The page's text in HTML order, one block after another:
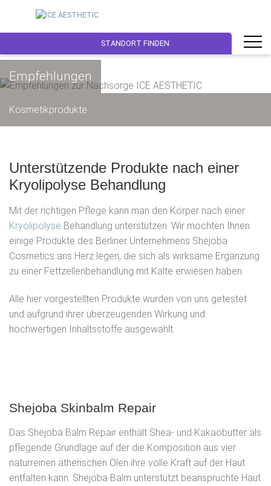
STANDORT FINDEN
Empfehlungen
Kosmetikprodukte
Unterstützende Produkte nach einer
Kryolipolyse Behandlung
Mit der richtigen Pflege kann man den Körper nach einer
Kryolipolyse Behandlung unterstützen. Wir möchten Ihnen
einige Produkte des Berliner Unternehmens Shejoba
Cosmetics ans Herz legen, die sich als wirksame Ergänzung
zu einer Fettzellenbehandlung mit Kälte erwiesen haben.
Alle hier vorgestellten Produkte wurden von uns getestet
und aufgrund ihrer überzeugenden Wirkung und
hochwertigen Inhaltsstoffe ausgewählt.
Shejoba Skinbalm Repair
Das Shejoba Balm Repair enthält Shea- und Kakaobutter als
pflegende Grundlage auf der die Komposition aus vier
naturreinen ätherischen Ölen ihre volle Kraft auf der Haut
entfalten kann. Shejoba Balm unterstützt beanspruchte Haut